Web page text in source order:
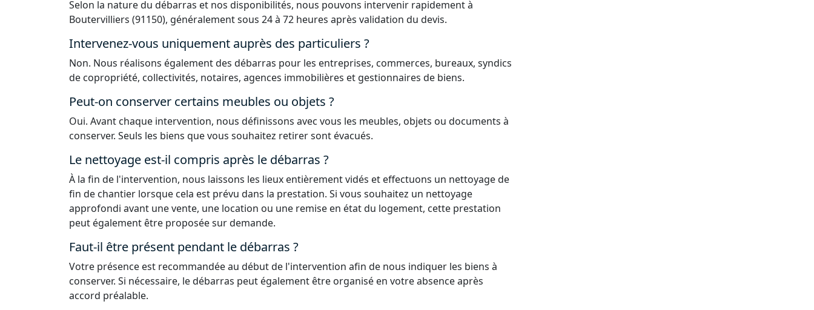
Selon la nature du débarras et nos disponibilités, nous pouvons intervenir rapidement à
Boutervilliers (91150), généralement sous 24 à 72 heures après validation du devis.
Intervenez-vous uniquement auprès des particuliers ?
Non. Nous réalisons également des débarras pour les entreprises, commerces, bureaux, syndics
de copropriété, collectivités, notaires, agences immobilières et gestionnaires de biens.
Peut-on conserver certains meubles ou objets ?
Oui. Avant chaque intervention, nous définissons avec vous les meubles, objets ou documents à
conserver. Seuls les biens que vous souhaitez retirer sont évacués.
Le nettoyage est-il compris après le débarras ?
À la fin de l'intervention, nous laissons les lieux entièrement vidés et effectuons un nettoyage de
fin de chantier lorsque cela est prévu dans la prestation. Si vous souhaitez un nettoyage
approfondi avant une vente, une location ou une remise en état du logement, cette prestation
peut également être proposée sur demande.
Faut-il être présent pendant le débarras ?
Votre présence est recommandée au début de l'intervention afin de nous indiquer les biens à
conserver. Si nécessaire, le débarras peut également être organisé en votre absence après
accord préalable.